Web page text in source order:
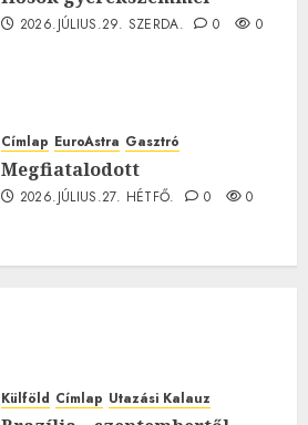
2026.JÚLIUS.29. SZERDA. 0 0
Címlap EuroAstra Gasztró
Megfiatalodott
2026.JÚLIUS.27. HÉTFŐ. 0 0
Külföld Címlap Utazási Kalauz